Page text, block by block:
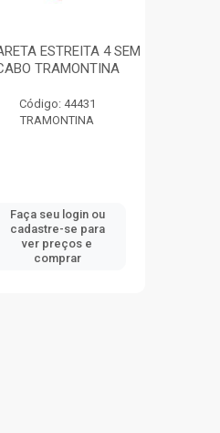
ESTREITA 4 SEM
TRAMONTINA
Código: 44431
TRAMONTINA
Faça seu login ou
cadastre-se para
ver preços e
comprar